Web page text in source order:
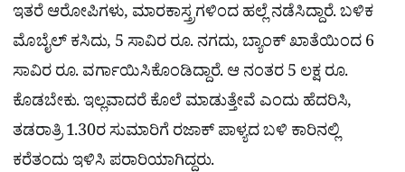
ಇತರೆ ಆರೋಪಿಗಳು, ಮಾರಕಾಸ್ತ್ರಗಳಿಂದ ಹಲ್ಲೆ ನಡೆಸಿದ್ದಾರೆ. ಬಳಿಕ
ಮೊಬೈಲ್ ಕಸಿದು, 5 ಸಾವಿರ ರೂ. ನಗದು, ಬ್ಯಾಂಕ್ ಖಾತೆಯಿಂದ 6
ಸಾವಿರ ರೂ. ವರ್ಗಾಯಿಸಿಕೊಂಡಿದ್ದಾರೆ. ಆ ನಂತರ 5 ಲಕ್ಷ ರೂ.
ಕೊಡಬೇಕು. ಇಲ್ಲವಾದರೆ ಕೊಲೆ ಮಾಡುತ್ತೇವೆ ಎಂದು ಹೆದರಿಸಿ,
ತಡರಾತ್ರಿ 1.30ರ ಸುಮಾರಿಗೆ ರಜಾಕ್ ಪಾಳ್ಯದ ಬಳಿ ಕಾರಿನಲ್ಲಿ
ಕರೆತಂದು ಇಳಿಸಿ ಪರಾರಿಯಾಗಿದ್ದರು.